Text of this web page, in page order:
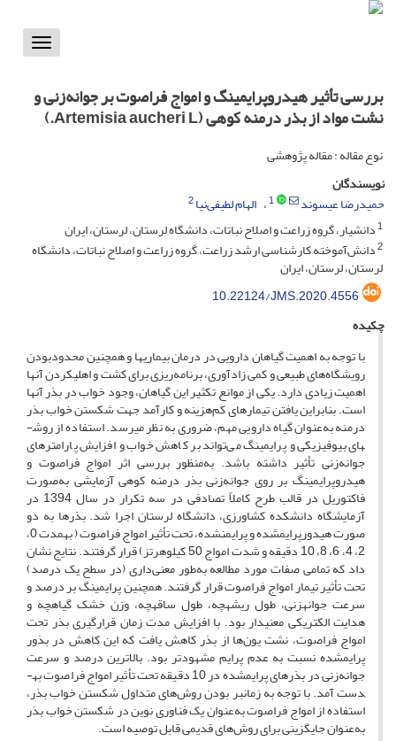
Toggle
بررسی تأثیر هیدروپرایمینگ و امواج فراصوت بر جوانه‌زنی و
نشت مواد از بذر درمنه کوهی (Artemisia aucheri L.)
نوع مقاله : مقاله پژوهشی
نویسندگان
حمیدرضا عیسوند
1 الهام لطیفی‌نیا2
1دانشیار، گروه زراعت و اصلاح نباتات، دانشگاه لرستان، لرستان، ایران
2دانش‌آموخته کارشناسی ارشد زراعت، گروه زراعت و اصلاح نباتات، دانشگاه
لرستان، لرستان، ایران
10.22124/JMS.2020.4556
چکیده
با توجه به اهمیت گیاهان دارویی در درمان بیماری­ها و همچنین محدودبودن
رویشگاه‌های طبیعی و کمی زادآوری، برنامه‌ریزی برای کشت و اهلی­کردن آن­ها
اهمیت زیادی دارد. یکی از موانع تکثیر این گیاهان، وجود خواب در بذر آن­ها
است. بنابراین یافتن تیمارهای کم‌هزینه و کارآمد جهت شکستن خواب بذر
درمنه به‌عنوان گیاه دارویی مهم، ضروری به نظر می­رسد. استفاده از روش­
های بیوفیزیکی و پرایمینگ می‌تواند بر کاهش خواب و افزایش پارامترهای
جوانه‌زنی تأثیر داشته باشد. به‌منظور بررسی اثر امواج فراصوت و
هیدروپرایمینگ بر روی جوانه‌زنی بذر درمنه کوهی آزمایشی به‌صورت
فاکتوریل در قالب طرح کاملاً تصادفی در سه تکرار در سال 1394 در
آزمایشگاه دانشکده کشاورزی، دانشگاه لرستان اجرا شد. بذرها به دو
صورت هیدورپرایم­شده و پرایم­نشده، تحت تأثیر امواج فراصوت ( به­مدت 0،
2، 4، 6، 8، 10 دقیقه و شدت امواج 50 کیلوهرتز) قرار گرفتند. نتایج نشان
داد که تمامی صفات مورد مطالعه به‌طور معنی‌داری (در سطح یک درصد)
تحت تأثیر تیمار امواج فراصوت قرار گرفتند. همچنین پرایمینگ بر درصد و
سرعت جوانه­زنی، طول ریشه­چه، طول ساقه­چه، وزن خشک گیاه­چه و
هدایت الکتریکی معنی­دار بود. با افزایش مدت زمان قرارگیری بذر تحت
امواج فراصوت، نشت یون‌ها از بذر کاهش یافت که این کاهش در بذور
پرایم­شده نسبت به عدم پرایم مشهودتر بود. بالاترین درصد و سرعت
جوانه‌زنی در بذرهای پرایم­شده در 10 دقیقه تحت تأثیر امواج فراصوت به­
دست آمد. با توجه به زمان­بر بودن روش‌های متداول شکستن خواب بذر،
استفاده از امواج فراصوت به‌عنوان یک فناوری نوین در شکستن خواب بذر
به‌عنوان جایگزینی برای روش‌های قدیمی قابل توصیه است.